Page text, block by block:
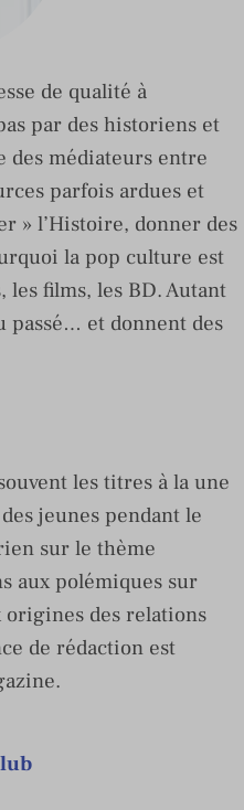
de qualité à
par des historiens et
des médiateurs entre
parfois ardues et
» l’Histoire, donner des
la pop culture est
les films, les BD. Autant
passé… et donnent des
les titres à la une
jeunes pendant le
sur le thème
aux polémiques sur
origines des relations
de rédaction est